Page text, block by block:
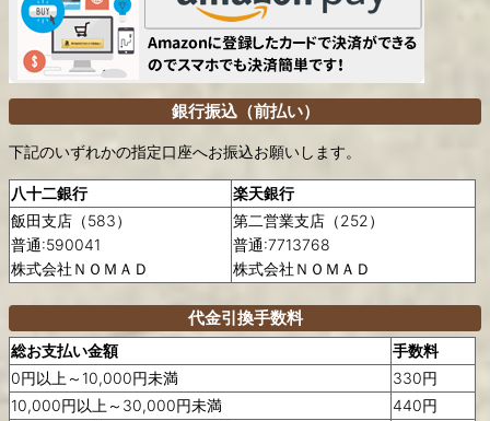
銀行振込（前払い）
下記のいずれかの指定口座へお振込お願いします。
八十二銀行
楽天銀行
飯田支店（583）
普通:590041
株式会社ＮＯＭＡＤ
第二営業支店（252）
普通:7713768
株式会社ＮＯＭＡＤ
代金引換手数料
総お支払い金額
手数料
0円以上～10,000円未満
330円
10,000円以上～30,000円未満
440円